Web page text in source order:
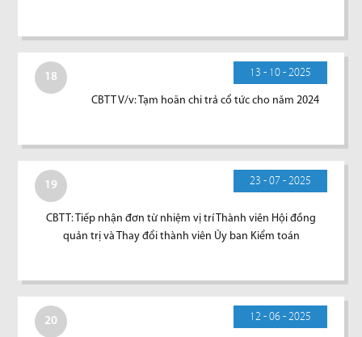
18 13 - 10 - 2025
CBTT V/v: Tạm hoãn chi trả cổ tức cho năm 2024
19 23 - 07 - 2025
CBTT: Tiếp nhận đơn từ nhiệm vị trí Thành viên Hội đồng
quản trị và Thay đổi thành viên Ủy ban Kiểm toán
20 12 - 06 - 2025